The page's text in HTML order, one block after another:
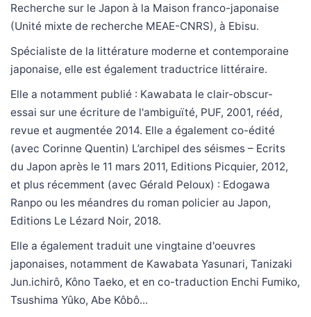
Recherche sur le Japon à la Maison franco-japonaise
(Unité mixte de recherche MEAE-CNRS), à Ebisu.
Spécialiste de la littérature moderne et contemporaine
japonaise, elle est également traductrice littéraire.
Elle a notamment publié : Kawabata le clair-obscur-
essai sur une écriture de l'ambiguïté, PUF, 2001, rééd,
revue et augmentée 2014. Elle a également co-édité
(avec Corinne Quentin) L’archipel des séismes – Ecrits
du Japon après le 11 mars 2011, Editions Picquier, 2012,
et plus récemment (avec Gérald Peloux) : Edogawa
Ranpo ou les méandres du roman policier au Japon,
Editions Le Lézard Noir, 2018.
Elle a également traduit une vingtaine d'oeuvres
japonaises, notamment de Kawabata Yasunari, Tanizaki
Jun.ichirô, Kôno Taeko, et en co-traduction Enchi Fumiko,
Tsushima Yûko, Abe Kôbô...